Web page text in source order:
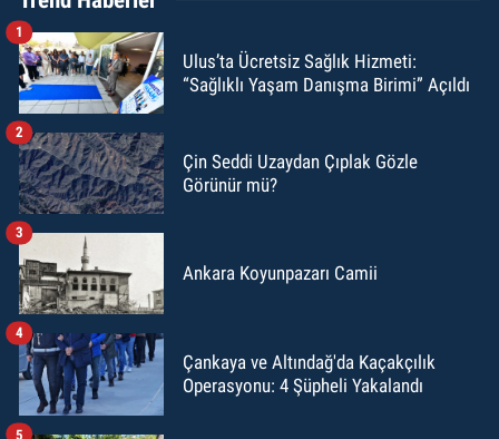
Ulus’ta Ücretsiz Sağlık Hizmeti:
“Sağlıklı Yaşam Danışma Birimi” Açıldı
1
Çin Seddi Uzaydan Çıplak Gözle
Görünür mü?
2
Ankara Koyunpazarı Camii
3
Çankaya ve Altındağ'da Kaçakçılık
Operasyonu: 4 Şüpheli Yakalandı
4
5